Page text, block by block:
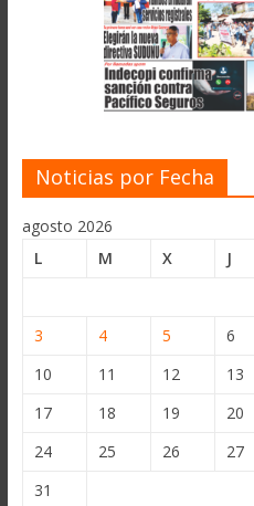
Noticias por Fecha
agosto 2026
L
M X J
3
4 5 6
10
11 12 13
17
18 19 20
24
25 26 27
31